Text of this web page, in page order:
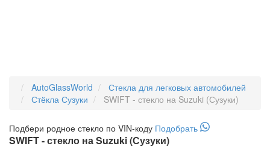
AutoGlassWorld
Стекла для легковых автомобилей
Стёкла Сузуки
SWIFT - стекло на Suzuki (Сузуки)
Подбери родное стекло по VIN-коду Подобрать
SWIFT - стекло на Suzuki (Сузуки)